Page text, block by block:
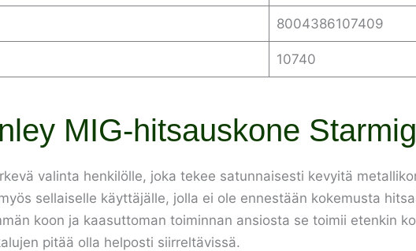
8004386107409
10740
MIG-hitsauskone
valinta henkilölle, joka tekee satunnaisesti kevyitä
sellaiselle käyttäjälle, jolla ei ole ennestään kokemusta
koon ja kaasuttoman toiminnan ansiosta se toimii etenkin
pitää olla helposti siirreltävissä.